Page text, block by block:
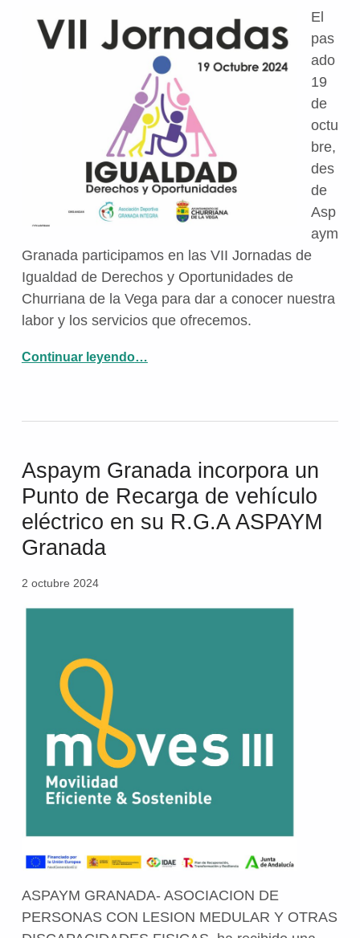
El
pas
ado
19
de
octu
bre,
des
de
Asp
aym
Granada participamos en las VII Jornadas de
Igualdad de Derechos y Oportunidades de
Churriana de la Vega para dar a conocer nuestra
labor y los servicios que ofrecemos.
Continuar leyendo“Aspaym Granada participa en las VII Jornadas de Igualdad de Derechos y Oportunidades de Churriana de la Vega”
…
Aspaym Granada incorpora un
Punto de Recarga de vehículo
eléctrico en su R.G.A ASPAYM
Granada
2 octubre 2024
ASPAYM GRANADA- ASOCIACION DE
PERSONAS CON LESION MEDULAR Y OTRAS